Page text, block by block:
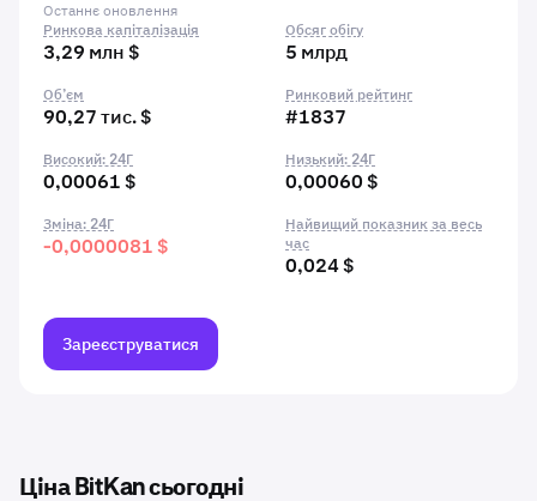
Останнє оновлення
Ринкова капіталізація
3,29 млн $
Обсяг обігу
5 млрд
Об’єм
90,27 тис. $
Ринковий рейтинг
#1837
Високий: 24Г
0,00061 $
Низький: 24Г
0,00060 $
Зміна: 24Г
-0,0000081 $
Найвищий показник за весь
час
0,024 $
Зареєструватися
Ціна BitKan сьогодні